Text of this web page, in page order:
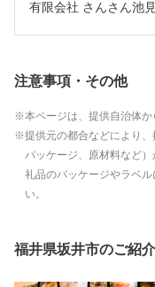
有限会社 さんさん池見
注意事項・その他
本ページは、提供自治体か
提供元の都合などにより、
パッケージ、原材料など
礼品のパッケージやラベ
い。
福井県坂井市のご紹介